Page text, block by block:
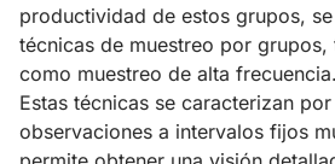
productividad de estos grupos,
técnicas de muestreo por
como muestreo de alta frecuencia.
Estas técnicas se caracterizan
observaciones a intervalos fijos